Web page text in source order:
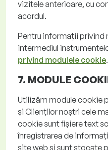
vizitele anterioare, cu
acordul.
Pentru informații privind
intermediul
privind modulele cookie.
7. MODULE
Utilizăm module cookie
și Clienților noștri cele
cookie sunt fișiere text
înregistrarea de
site web și sunt stocate